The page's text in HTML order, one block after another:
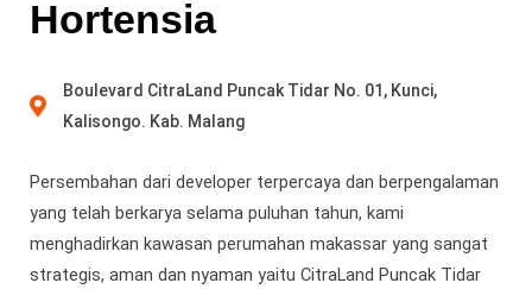
Hortensia
Boulevard CitraLand Puncak Tidar No. 01, Kunci,
Kalisongo. Kab. Malang
Persembahan dari developer terpercaya dan berpengalaman
yang telah berkarya selama puluhan tahun, kami
menghadirkan kawasan perumahan makassar yang sangat
strategis, aman dan nyaman yaitu CitraLand Puncak Tidar